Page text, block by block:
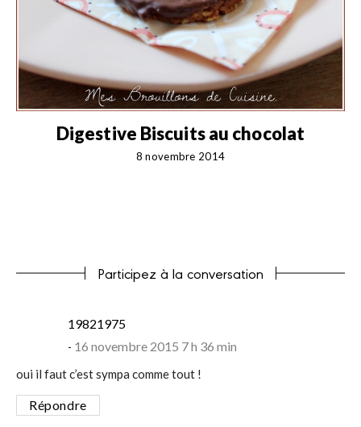
Digestive Biscuits au chocolat
8 novembre 2014
Participez à la conversation
19821975says:
16 novembre 2015 7 h 36 min
oui il faut c’est sympa comme tout !
Répondre